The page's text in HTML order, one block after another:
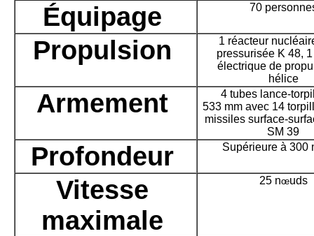
Équipage 70
Propulsion
1 réacteur
pressurisée K 48,
électrique de
hélice
Armement
4 tubes lance-
533 mm avec 14
missiles surface-
SM 39
Profondeur Supérieure à 300
Vitesse
maximale
25 nœuds